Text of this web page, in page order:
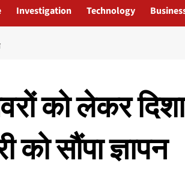
Investigation Technology
को लेकर दिशा
सौंपा ज्ञापन